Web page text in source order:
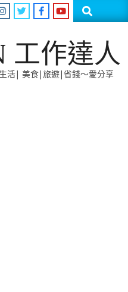
Search
工作達人
活| 美食|旅遊|省錢～愛分享